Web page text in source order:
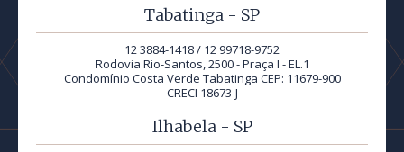
Tabatinga - SP
12 3884-1418 / 12 99718-9752
Rodovia Rio-Santos, 2500 - Praça I - EL.1
Condomínio Costa Verde Tabatinga CEP: 11679-900
CRECI 18673-J
Ilhabela - SP